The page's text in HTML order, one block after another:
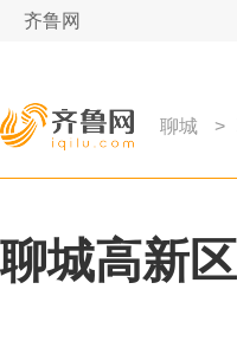
齐鲁网
聊城 >
聊城高新